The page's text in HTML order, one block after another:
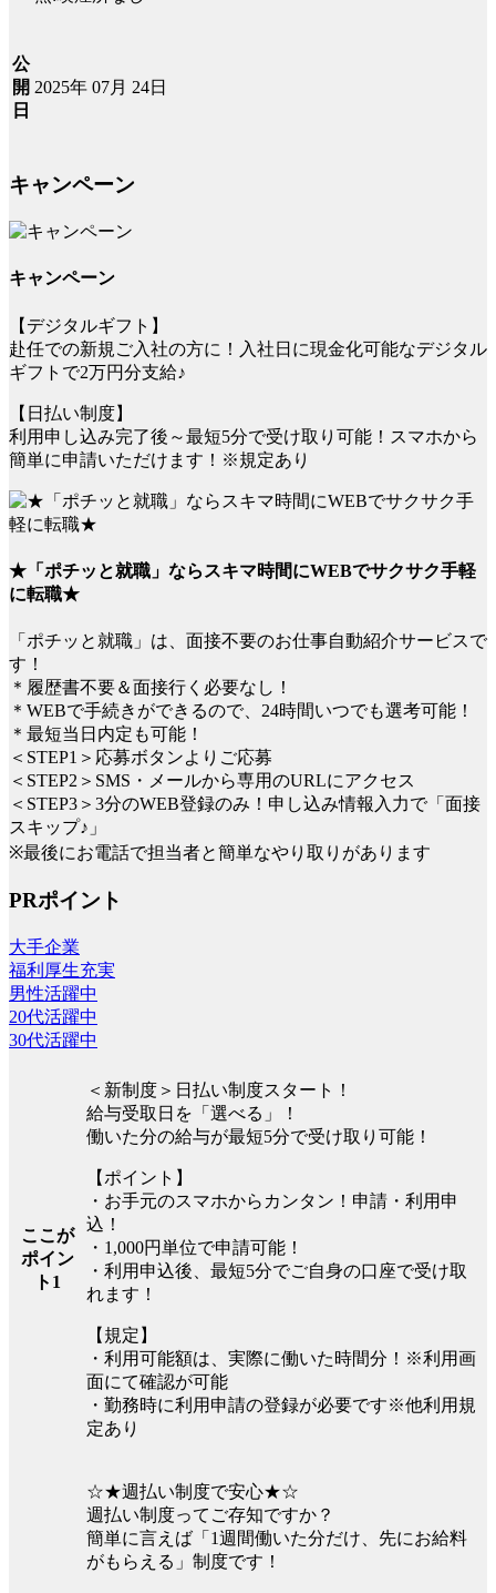
公
開
日
2025年 07月 24日
キャンペーン
キャンペーン
【デジタルギフト】
赴任での新規ご入社の方に！入社日に現金化可能なデジタル
ギフトで2万円分支給♪
【日払い制度】
利用申し込み完了後～最短5分で受け取り可能！スマホから
簡単に申請いただけます！※規定あり
★「ポチッと就職」ならスキマ時間にWEBでサクサク手軽
に転職★
「ポチッと就職」は、面接不要のお仕事自動紹介サービスで
す！
＊履歴書不要＆面接行く必要なし！
＊WEBで手続きができるので、24時間いつでも選考可能！
＊最短当日内定も可能！
＜STEP1＞応募ボタンよりご応募
＜STEP2＞SMS・メールから専用のURLにアクセス
＜STEP3＞3分のWEB登録のみ！申し込み情報入力で「面接
スキップ♪」
※最後にお電話で担当者と簡単なやり取りがあります
PRポイント
大手企業
福利厚生充実
男性活躍中
20代活躍中
30代活躍中
ここが
ポイン
ト1
＜新制度＞日払い制度スタート！
給与受取日を「選べる」！
働いた分の給与が最短5分で受け取り可能！
【ポイント】
・お手元のスマホからカンタン！申請・利用申
込！
・1,000円単位で申請可能！
・利用申込後、最短5分でご自身の口座で受け取
れます！
【規定】
・利用可能額は、実際に働いた時間分！※利用画
面にて確認が可能
・勤務時に利用申請の登録が必要です※他利用規
定あり
☆★週払い制度で安心★☆
週払い制度ってご存知ですか？
簡単に言えば「1週間働いた分だけ、先にお給料
がもらえる」制度です！